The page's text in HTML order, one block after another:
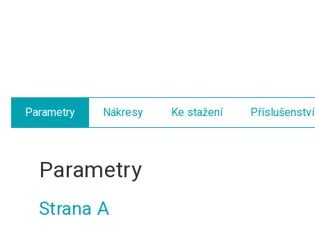
Parametry Nákresy Ke stažení Příslušenství
Parametry
Strana A